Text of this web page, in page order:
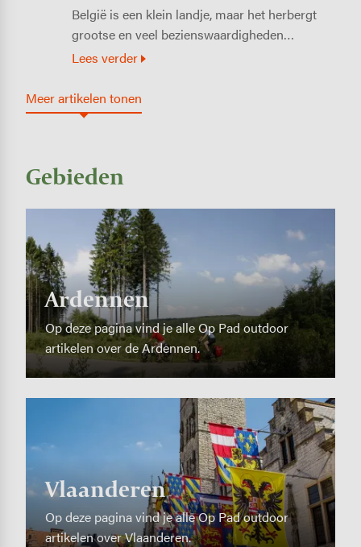
België is een klein landje, maar het herbergt
grootse en veel bezienswaardigheden…
Lees verder
Meer artikelen tonen
Gebieden
Ardennen
Op deze pagina vind je alle Op Pad outdoor
artikelen over de Ardennen.
Vlaanderen
Op deze pagina vind je alle Op Pad outdoor
artikelen over Vlaanderen.